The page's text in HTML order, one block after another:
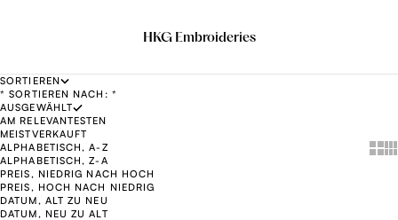
HKG Embroideries
SORTIEREN
* SORTIEREN NACH: *
AUSGEWÄHLT
AM RELEVANTESTEN
MEISTVERKAUFT
ALPHABETISCH, A-Z
ALPHABETISCH, Z-A
PREIS, NIEDRIG NACH HOCH
PREIS, HOCH NACH NIEDRIG
DATUM, ALT ZU NEU
DATUM, NEU ZU ALT